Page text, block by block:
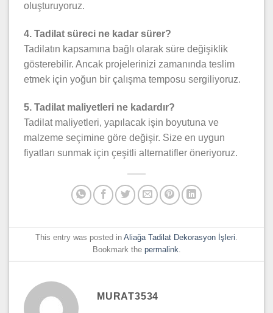
oluşturuyoruz.
4. Tadilat süreci ne kadar sürer?
Tadilatın kapsamına bağlı olarak süre değişiklik
gösterebilir. Ancak projelerinizi zamanında teslim
etmek için yoğun bir çalışma temposu sergiliyoruz.
5. Tadilat maliyetleri ne kadardır?
Tadilat maliyetleri, yapılacak işin boyutuna ve
malzeme seçimine göre değişir. Size en uygun
fiyatları sunmak için çeşitli alternatifler öneriyoruz.
This entry was posted in Aliağa Tadilat Dekorasyon İşleri.
Bookmark the permalink.
MURAT3534